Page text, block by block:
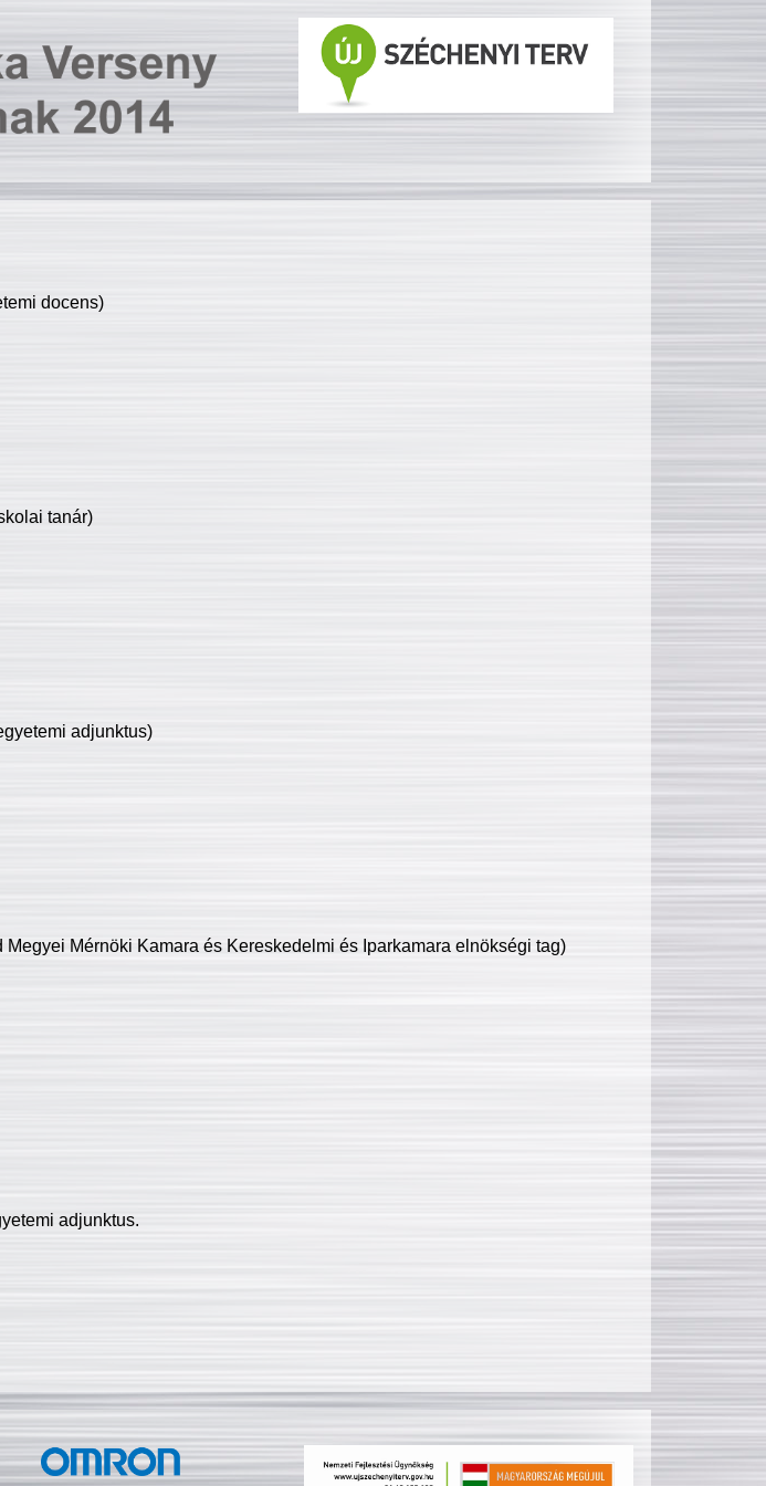
docens)
tanár)
adjunktus)
Megyei Mérnöki Kamara és Kereskedelmi és Iparkamara elnökségi tag)
adjunktus.